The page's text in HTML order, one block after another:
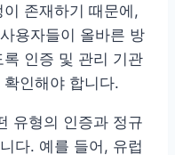
존재하기 때문에,
용자들이 올바른 방
인증 및 관리 기관
인해야 합니다.
유형의 인증과 정규
다. 예를 들어, 유럽